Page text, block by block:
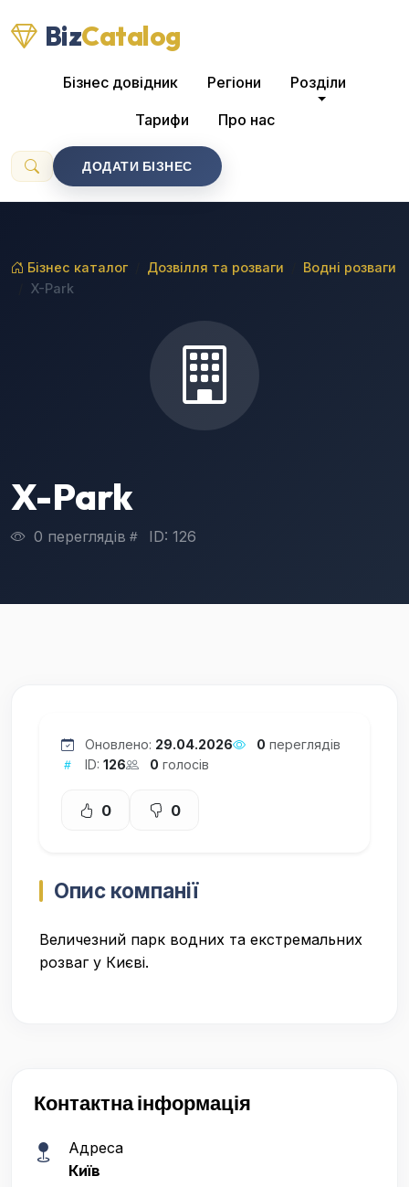
BizCatalog
Бізнес довідник Регіони Розділи
Тарифи Про нас
ДОДАТИ БІЗНЕС
Бізнес каталог Дозвілля та розваги
Водні розваги
X-Park
X-Park
0 переглядів ID: 126
Оновлено: 29.04.2026 0 переглядів
ID: 126 0 голосів
0 0
Опис компанії
Величезний парк водних та екстремальних
розваг у Києві.
Контактна інформація
Адреса
Київ